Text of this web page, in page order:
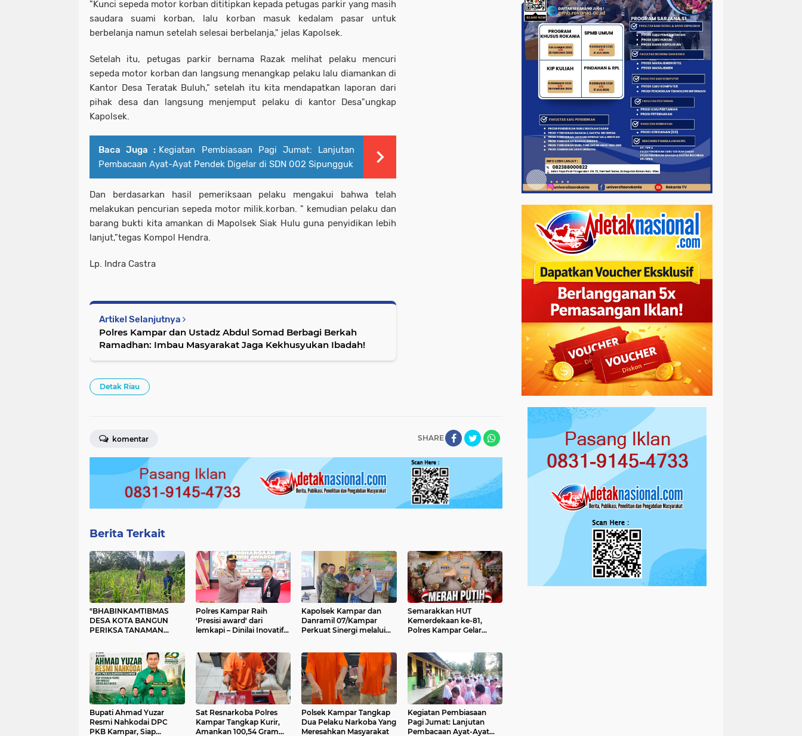
"Kunci sepeda motor korban dititipkan kepada petugas parkir yang masih
saudara suami korban, lalu korban masuk kedalam pasar untuk
berbelanja namun setelah selesai berbelanja," jelas Kapolsek.
Setelah itu, petugas parkir bernama Razak melihat pelaku mencuri
sepeda motor korban dan langsung menangkap pelaku lalu diamankan di
Kantor Desa Teratak Buluh," setelah itu kita mendapatkan laporan dari
pihak desa dan langsung menjemput pelaku di kantor Desa"ungkap
Kapolsek.
Baca Juga : Kegiatan Pembiasaan Pagi Jumat: Lanjutan
Pembacaan Ayat-Ayat Pendek Digelar di SDN 002 Sipungguk
Dan berdasarkan hasil pemeriksaan pelaku mengakui bahwa telah
melakukan pencurian sepeda motor milik.korban. " kemudian pelaku dan
barang bukti kita amankan di Mapolsek Siak Hulu guna penyidikan lebih
lanjut,"tegas Kompol Hendra.
Lp. Indra Castra
Artikel Selanjutnya
Polres Kampar dan Ustadz Abdul Somad Berbagi Berkah
Ramadhan: Imbau Masyarakat Jaga Kekhusyukan Ibadah!
Detak Riau
SHARE
komentar
Berita Terkait
"BHABINKAMTIBMAS
DESA KOTA BANGUN
PERIKSA TANAMAN
PANGAN"
Polres Kampar Raih
'Presisi award' dari
lemkapi – Dinilai Inovatif
Kapolsek Kampar dan
Danramil 07/Kampar
Perkuat Sinergi melalui
Sambut Camat Rumbio
Jaya
Semarakkan HUT
Kemerdekaan ke-81,
Polres Kampar Gelar
Selatan
Bupati Ahmad Yuzar
Resmi Nahkodai DPC
PKB Kampar, Siap
Sat Resnarkoba Polres
Kampar Tangkap Kurir,
Amankan 100,54 Gram
Polsek Kampar Tangkap
Dua Pelaku Narkoba Yang
Meresahkan Masyarakat
Kegiatan Pembiasaan
Pagi Jumat: Lanjutan
Pembacaan Ayat-Ayat